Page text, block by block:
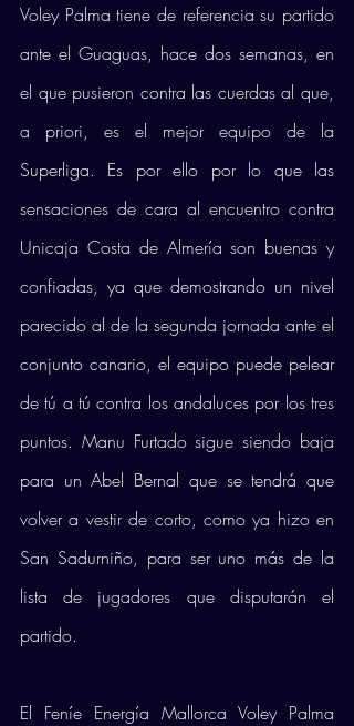
Voley Palma tiene de referencia su partido
ante el Guaguas, hace dos semanas, en
el que pusieron contra las cuerdas al que,
a priori, es el mejor equipo de la
Superliga. Es por ello por lo que las
sensaciones de cara al encuentro contra
Unicaja Costa de Almería son buenas y
confiadas, ya que demostrando un nivel
parecido al de la segunda jornada ante el
conjunto canario, el equipo puede pelear
de tú a tú contra los andaluces por los tres
puntos. Manu Furtado sigue siendo baja
para un Abel Bernal que se tendrá que
volver a vestir de corto, como ya hizo en
San Sadurniño, para ser uno más de la
lista de jugadores que disputarán el
partido.
El Feníe Energía Mallorca Voley Palma